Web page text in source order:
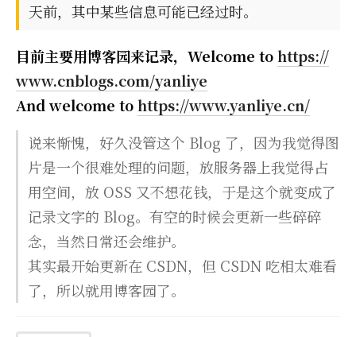
天前，其中某些信息可能已经过时。
目前主要用博客园来记录，Welcome tohttps://
www.cnblogs.com/yanliye
And welcome tohttps://www.yanliye.cn/
说来惭愧，好久没管这个 Blog 了，因为我觉得图
片是一个很难处理的问题，放服务器上我觉得占
用空间，放 OSS 又不想花钱，于是这个就变成了
记录文字的 Blog。有空的时候会更新一些碎碎
念，当然日常还会维护。
其实最开始更新在 CSDN，但 CSDN 吃相太难看
了，所以就用博客园了。